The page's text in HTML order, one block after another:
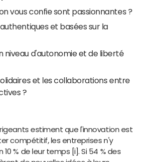
vous confie sont passionnantes ?
et basées sur la
niveau d'autonomie et de liberté
et les collaborations entre
?
estiment que l'innovation est
compétitif, les entreprises n'y
% de leur temps [i]. Si 54 % des